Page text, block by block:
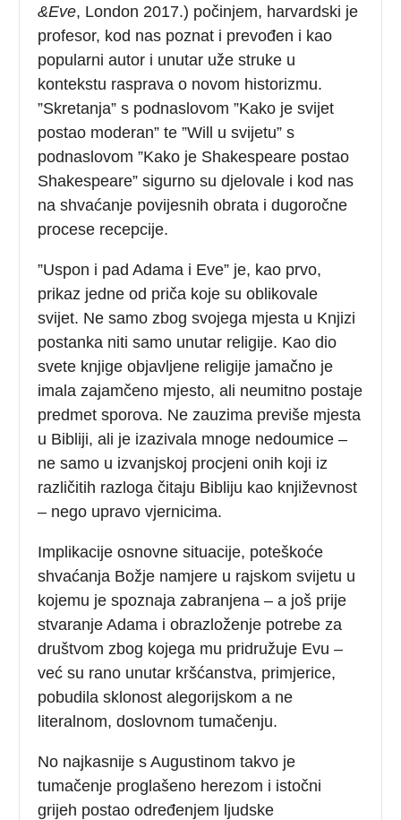
&Eve, London 2017.) počinjem, harvardski je
profesor, kod nas poznat i prevođen i kao
popularni autor i unutar uže struke u
kontekstu rasprava o novom historizmu.
”Skretanja” s podnaslovom ”Kako je svijet
postao moderan” te ”Will u svijetu” s
podnaslovom ”Kako je Shakespeare postao
Shakespeare” sigurno su djelovale i kod nas
na shvaćanje povijesnih obrata i dugoročne
procese recepcije.
”Uspon i pad Adama i Eve” je, kao prvo,
prikaz jedne od priča koje su oblikovale
svijet. Ne samo zbog svojega mjesta u Knjizi
postanka niti samo unutar religije. Kao dio
svete knjige objavljene religije jamačno je
imala zajamčeno mjesto, ali neumitno postaje
predmet sporova. Ne zauzima previše mjesta
u Bibliji, ali je izazivala mnoge nedoumice –
ne samo u izvanjskoj procjeni onih koji iz
različitih razloga čitaju Bibliju kao književnost
– nego upravo vjernicima.
Implikacije osnovne situacije, poteškoće
shvaćanja Božje namjere u rajskom svijetu u
kojemu je spoznaja zabranjena – a još prije
stvaranje Adama i obrazloženje potrebe za
društvom zbog kojega mu pridružuje Evu –
već su rano unutar kršćanstva, primjerice,
pobudila sklonost alegorijskom a ne
literalnom, doslovnom tumačenju.
No najkasnije s Augustinom takvo je
tumačenje proglašeno herezom i istočni
grijeh postao određenjem ljudske